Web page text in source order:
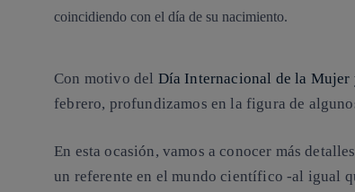
coincidiendo con el día de su nacimiento.
Con motivo del Día Internacional de la Mujer
febrero, profundizamos en la figura de
En esta ocasión, vamos a conocer más
un referente en el mundo científico -al igual